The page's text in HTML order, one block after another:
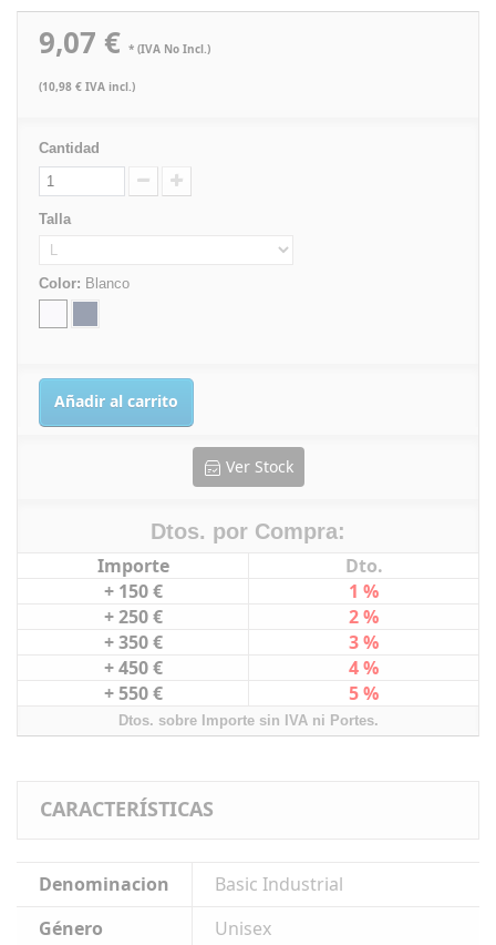
9,07 € * (IVA No Incl.)
(10,98 € IVA incl.)
Cantidad
Talla
Color: Blanco
Añadir al carrito
Ver Stock
Dtos. por Compra:
Importe
Dto.
+ 150 €
1 %
+ 250 €
2 %
+ 350 €
3 %
+ 450 €
4 %
+ 550 €
5 %
Dtos. sobre Importe sin IVA ni Portes.
CARACTERÍSTICAS
Denominacion
Basic Industrial
Género
Unisex